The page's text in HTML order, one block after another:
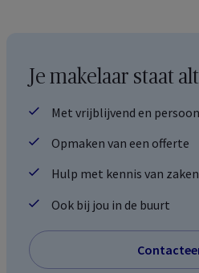
Je makelaar staat
Met vrijblijvend en
Opmaken van een offerte
Hulp met kennis van zaken
Ook bij jou in de buurt